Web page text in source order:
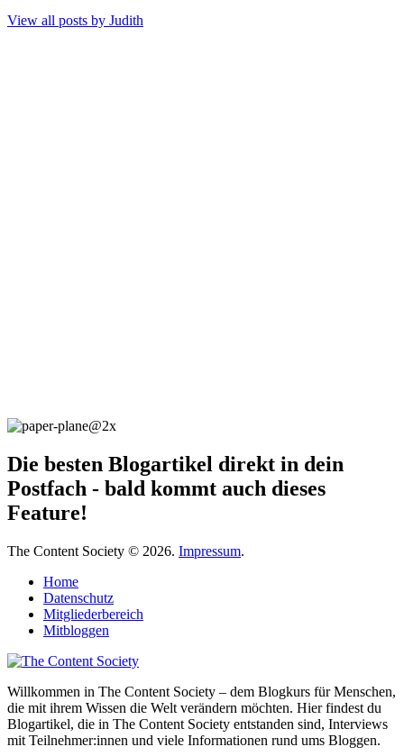
View all posts by Judith
Die besten Blogartikel direkt in dein
Postfach - bald kommt auch dieses
Feature!
The Content Society © 2026. Impressum.
Home
Datenschutz
Mitgliederbereich
Mitbloggen
Willkommen in The Content Society – dem Blogkurs für Menschen,
die mit ihrem Wissen die Welt verändern möchten. Hier findest du
Blogartikel, die in The Content Society entstanden sind, Interviews
mit Teilnehmer:innen und viele Informationen rund ums Bloggen.